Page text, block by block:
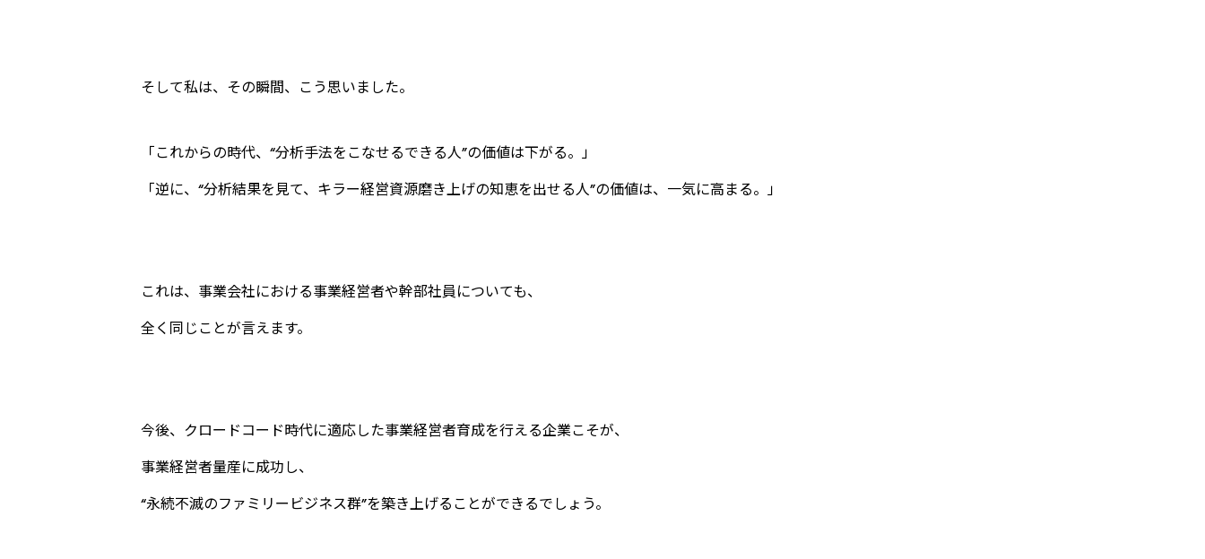
そして私は、その瞬間、こう思いました。
「これからの時代、“分析手法をこなせるできる人”の価値は下がる。」
「逆に、“分析結果を見て、キラー経営資源磨き上げの知恵を出せる人”の価値は、一気に高まる。」
これは、事業会社における事業経営者や幹部社員についても、
全く同じことが言えます。
今後、クロードコード時代に適応した事業経営者育成を行える企業こそが、
事業経営者量産に成功し、
“永続不滅のファミリービジネス群”を築き上げることができるでしょう。